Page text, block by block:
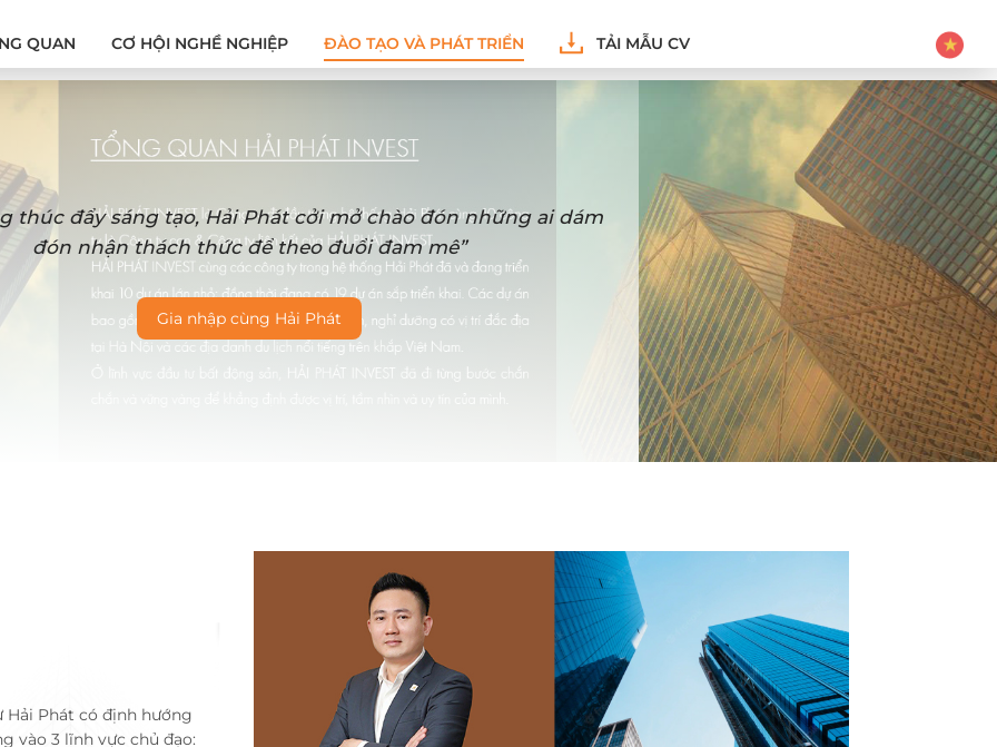
QUAN CƠ HỘI NGHỀ NGHIỆP ĐÀO TẠO VÀ PHÁT TRIỂN TẢI MẪU CV
thúc đẩy sáng tạo, Hải Phát cởi mở chào đón những ai dám
đón nhận thách thức để theo đuổi đam mê”
Gia nhập cùng Hải Phát
Hải Phát có định hướng
vào 3 lĩnh vực chủ đạo: